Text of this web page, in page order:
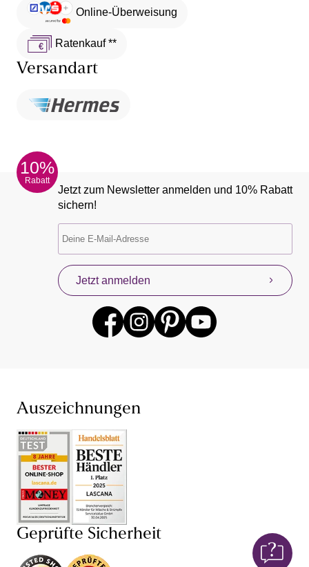
Online-Überweisung
Ratenkauf **
Versandart
10%
Rabatt
Jetzt zum Newsletter anmelden und 10% Rabatt
sichern!
Jetzt anmelden
Auszeichnungen
Geprüfte Sicherheit